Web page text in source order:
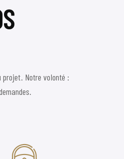
projet. Notre volonté :